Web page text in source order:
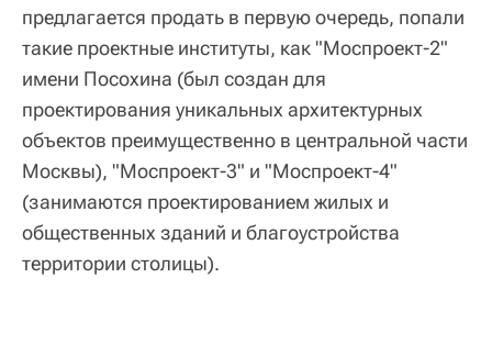
предлагается продать в первую очередь, попали
такие проектные институты, как "Моспроект-2"
имени Посохина (был создан для
проектирования уникальных архитектурных
объектов преимущественно в центральной части
Москвы), "Моспроект-3" и "Моспроект-4"
(занимаются проектированием жилых и
общественных зданий и благоустройства
территории столицы).